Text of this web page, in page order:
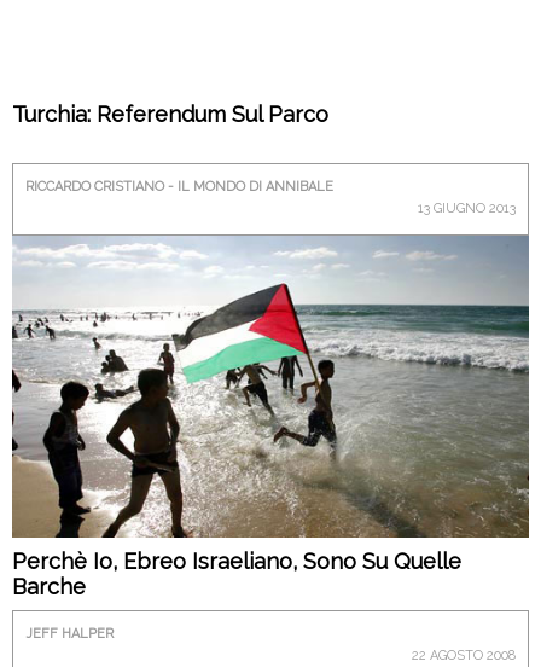
Turchia: Referendum Sul Parco
RICCARDO CRISTIANO - IL MONDO DI ANNIBALE
13 GIUGNO 2013
Perchè Io, Ebreo Israeliano, Sono Su Quelle
Barche
JEFF HALPER
22 AGOSTO 2008